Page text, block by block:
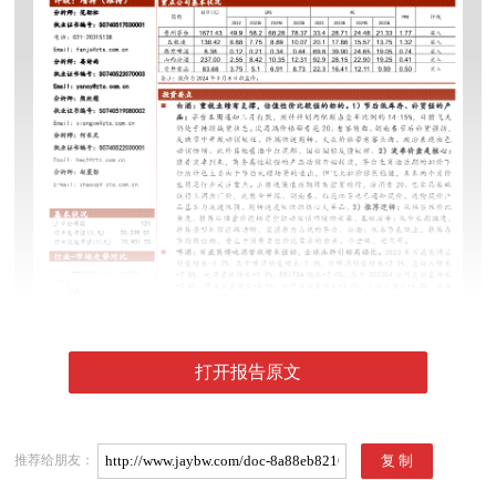
打开报告原文
推荐给朋友：